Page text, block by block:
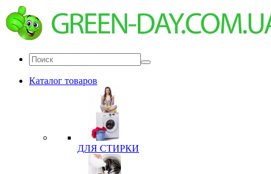
Каталог товаров
ДЛЯ СТИРКИ